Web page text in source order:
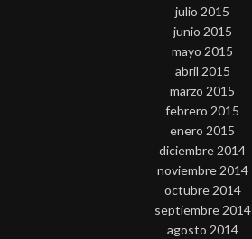
julio 2015
junio 2015
mayo 2015
abril 2015
marzo 2015
febrero 2015
enero 2015
diciembre 2014
noviembre 2014
octubre 2014
septiembre 2014
agosto 2014